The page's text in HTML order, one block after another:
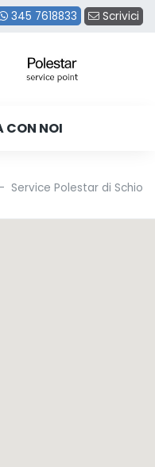
345 7618833 Scrivici
CON NOI
Service Polestar di Schio